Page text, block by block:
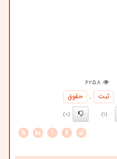
6258
ثبت ,
حقوق
(1)
(0)
X